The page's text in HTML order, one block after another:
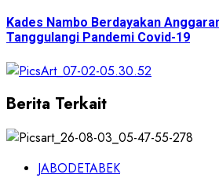
Kades Nambo Berdayakan
Tanggulangi Pandemi Covid-19
Berita Terkait
JABODETABEK